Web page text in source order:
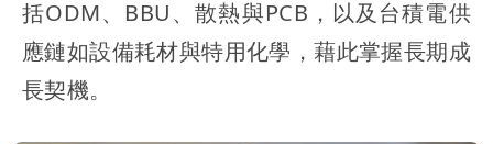
括ODM、BBU、散熱與PCB，以及台積電供
應鏈如設備耗材與特用化學，藉此掌握長期成
長契機。